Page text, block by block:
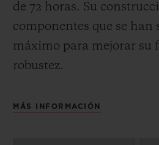
de 72 horas. Su
componentes que se
máximo para mejorar su
robustez.
MÁS INFORMACIÓN